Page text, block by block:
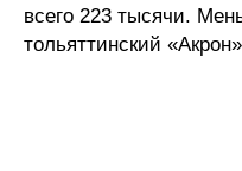
всего 223 тысячи.
тольяттинский